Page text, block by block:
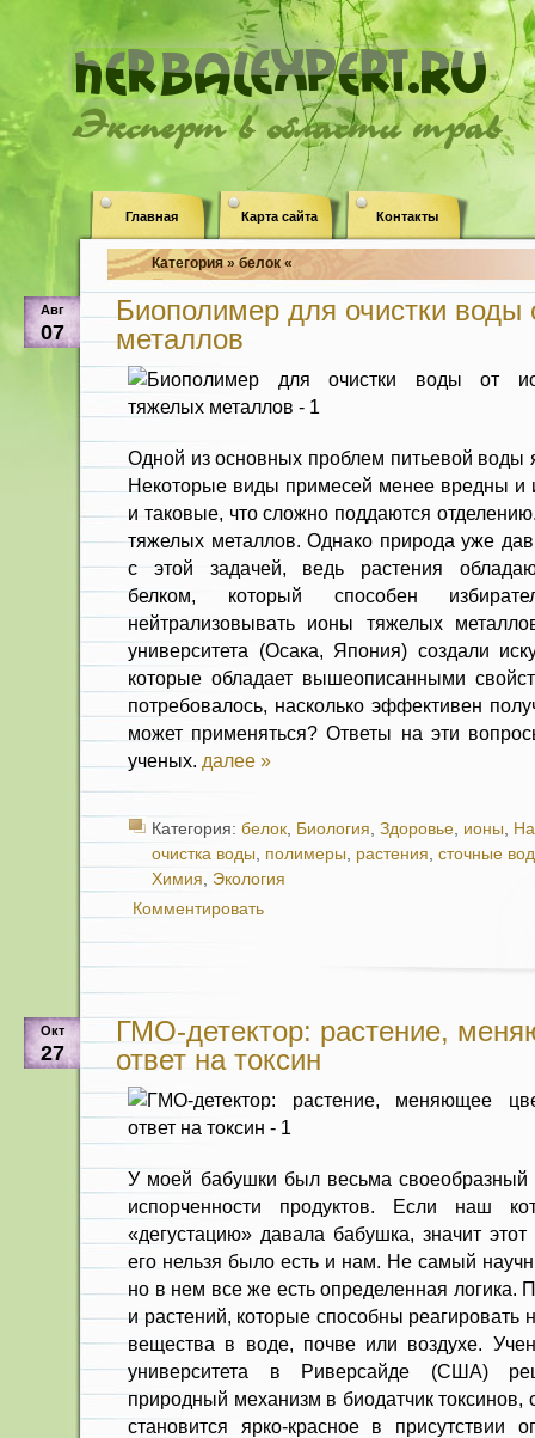
Эксперт в области трав
Главная Карта сайта Контакты
Категория » белок «
Авг
07
Биополимер для очистки воды
металлов
Одной из основных проблем питьевой воды
Некоторые виды примесей менее вредны и
и таковые, что сложно поддаются
тяжелых металлов. Однако природа уже
с этой задачей, ведь растения
белком, который способен
нейтрализовывать ионы тяжелых
университета (Осака, Япония) создали
которые обладает вышеописанными
потребовалось, насколько эффективен
может применяться? Ответы на эти
ученых. далее »
Категория: белок, Биология, Здоровье, ионы,
очистка воды, полимеры, растения, сточные
Химия, Экология
Комментировать
Окт
27
ГМО-детектор: растение,
ответ на токсин
У моей бабушки был весьма своеобразный
испорченности продуктов. Если наш
«дегустацию» давала бабушка, значит
его нельзя было есть и нам. Не самый
но в нем все же есть определенная логика.
и растений, которые способны реагировать
вещества в воде, почве или воздухе.
университета в Риверсайде (США)
природный механизм в биодатчик токсинов,
становится ярко-красное в присутствии